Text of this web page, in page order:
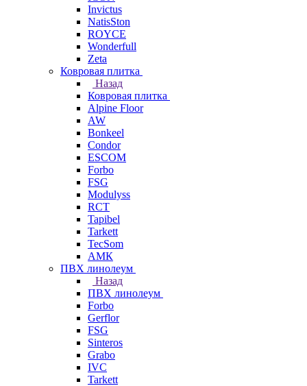
Invictus
NatisSton
ROYCE
Wonderfull
Zeta
Ковровая плитка
Назад
Ковровая плитка
Alpine Floor
AW
Bonkeel
Condor
ESCOM
Forbo
FSG
Modulyss
RCT
Tapibel
Tarkett
TecSom
АМК
ПВХ линолеум
Назад
ПВХ линолеум
Forbo
Gerflor
FSG
Sinteros
Grabo
IVC
Tarkett